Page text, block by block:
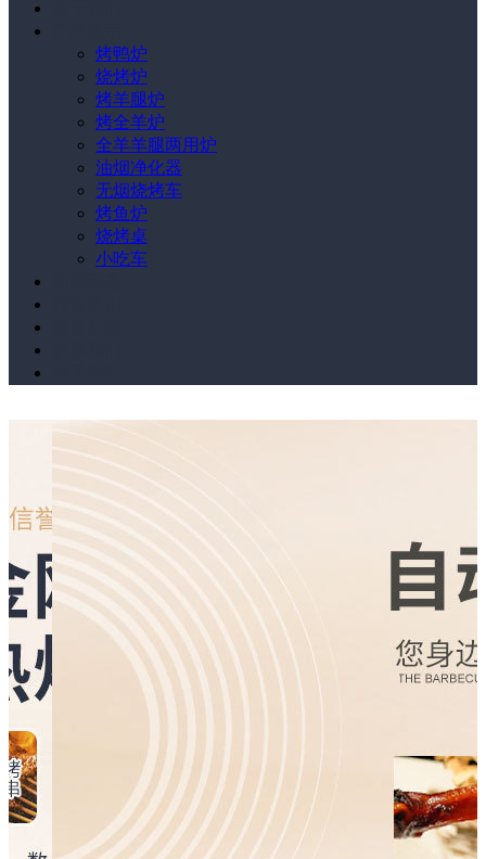
烤鸭炉
烧烤炉
烤羊腿炉
烤全羊炉
全羊羊腿两用炉
油烟净化器
无烟烧烤车
烤鱼炉
烧烤桌
小吃车